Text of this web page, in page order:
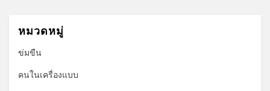
หมวดหมู่
ข่มขืน
คนในเครื่องแบบ